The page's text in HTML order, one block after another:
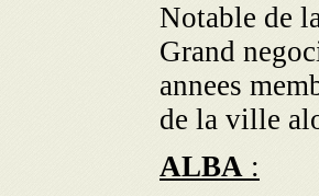
Notable de
Grand
annees
de la ville
ALBA :